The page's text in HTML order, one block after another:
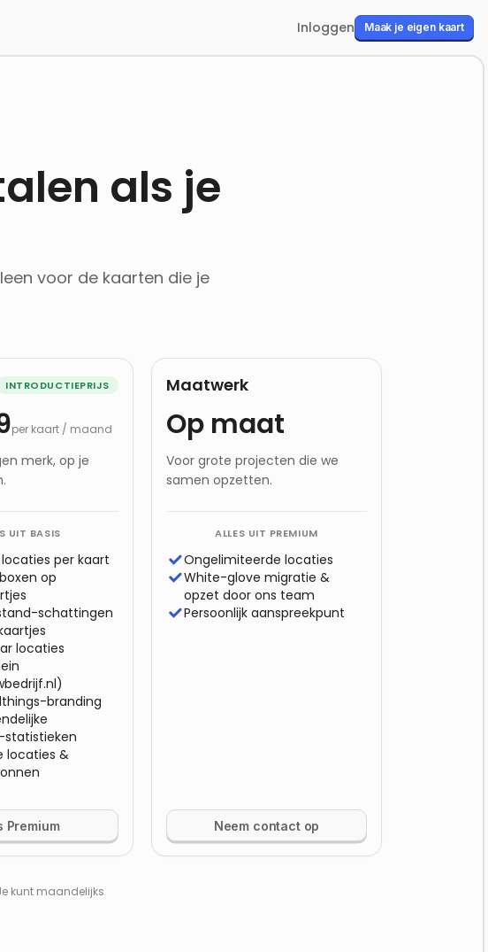
Inloggen Maak je eigen kaart
als je
voor de kaarten die je
INTRODUCTIEPRIJS
per kaart / maand
merk, op je
UIT BASIS
locaties per kaart
op
schattingen
locaties
branding
statistieken
locaties &
Premium
Maatwerk
Op maat
Voor grote projecten die we
samen opzetten.
ALLES UIT PREMIUM
Ongelimiteerde locaties
White-glove migratie &
opzet door ons team
Persoonlijk aanspreekpunt
Neem contact op
kunt maandelijks